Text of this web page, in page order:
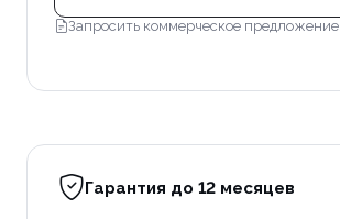
Запросить коммерческое предложение
Гарантия до 12 месяцев